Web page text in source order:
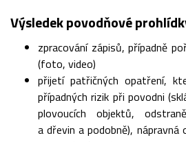
Výsledek povodňové
zpracování zápisů, případně
(foto, video)
přijetí patřičných opatření,
případných rizik při povodni
plovoucích objektů,
a dřevin a podobně), nápravná